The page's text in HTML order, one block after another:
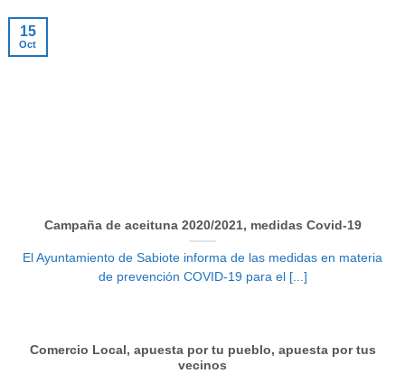
Campaña de aceituna 2020/2021, medidas Covid-19
El Ayuntamiento de Sabiote informa de las medidas en materia
de prevención COVID-19 para el [...]
15
Oct
Comercio Local, apuesta por tu pueblo, apuesta por tus
vecinos